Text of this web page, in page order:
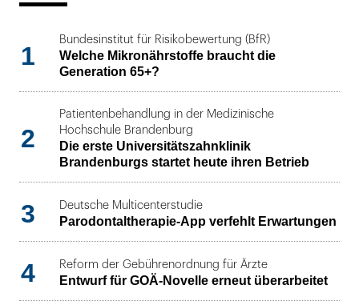
1
Bundesinstitut für Risikobewertung (BfR)
Welche Mikronährstoffe braucht die
Generation 65+?
2
Patientenbehandlung in der Medizinische
Hochschule Brandenburg
Die erste Universitätszahnklinik
Brandenburgs startet heute ihren Betrieb
3 Deutsche Multicenterstudie
Parodontaltherapie-App verfehlt Erwartungen
4 Reform der Gebührenordnung für Ärzte
Entwurf für GOÄ-Novelle erneut überarbeitet